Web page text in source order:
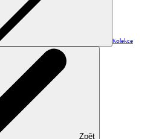
Kolekce
Zpět